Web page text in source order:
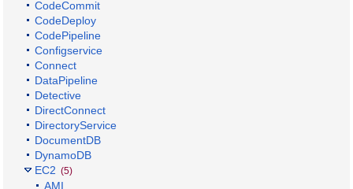
CodeCommit
CodeDeploy
CodePipeline
Configservice
Connect
DataPipeline
Detective
DirectConnect
DirectoryService
DocumentDB
DynamoDB
EC2 (5)
AMI